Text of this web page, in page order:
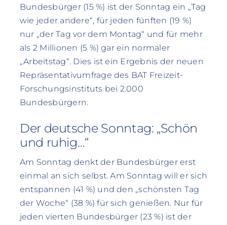
Bundesbürger (15 %) ist der Sonntag ein „Tag
wie jeder andere“, für jeden fünften (19 %)
nur „der Tag vor dem Montag“ und für mehr
als 2 Millionen (5 %) gar ein normaler
„Arbeitstag“. Dies ist ein Ergebnis der neuen
Repräsentativumfrage des BAT Freizeit-
Forschungsinstituts bei 2.000
Bundesbürgern.
Der deutsche Sonntag: „Schön
und ruhig…“
Am Sonntag denkt der Bundesbürger erst
einmal an sich selbst. Am Sonntag will er sich
entspannen (41 %) und den „schönsten Tag
der Woche“ (38 %) für sich genießen. Nur für
jeden vierten Bundesbürger (23 %) ist der